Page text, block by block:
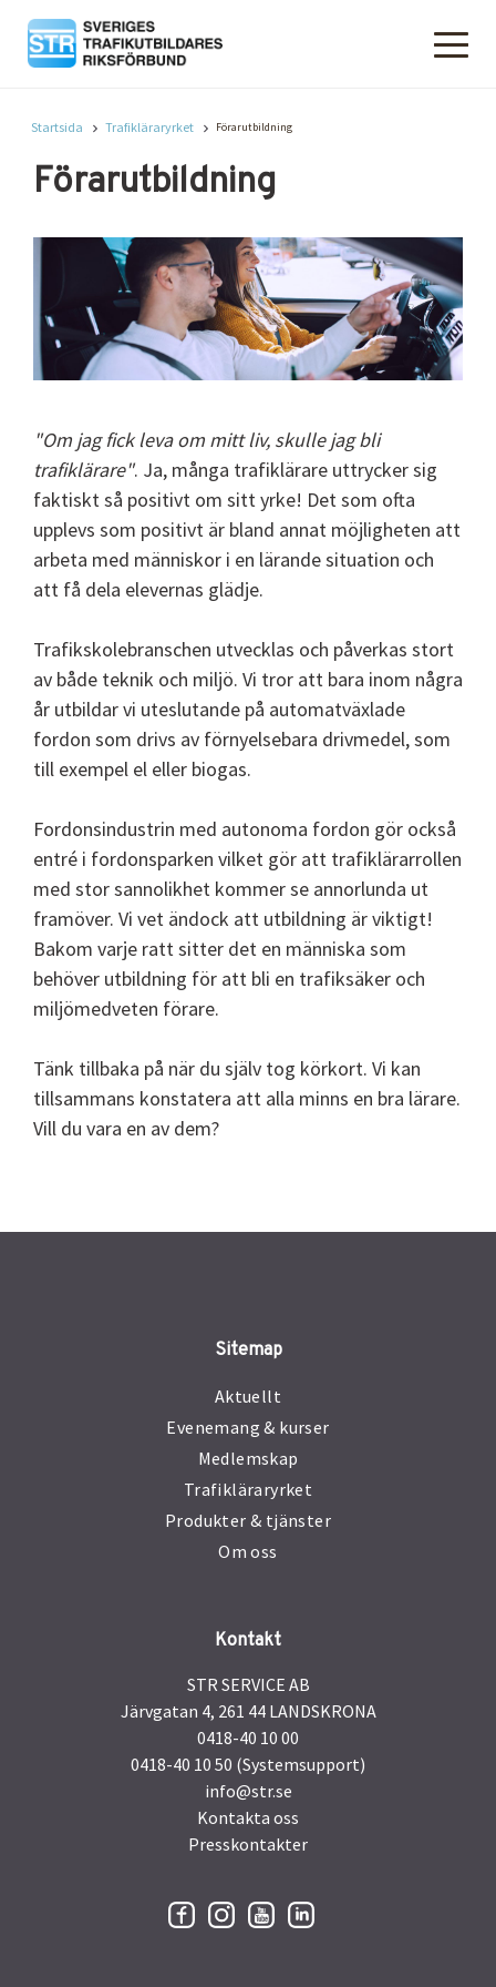
Startsida Trafikläraryrket Förarutbildning
Förarutbildning
"Om jag fick leva om mitt liv, skulle jag bli
trafiklärare". Ja, många trafiklärare uttrycker sig
faktiskt så positivt om sitt yrke! Det som ofta
upplevs som positivt är bland annat möjligheten att
arbeta med människor i en lärande situation och
att få dela elevernas glädje.
Trafikskolebranschen utvecklas och påverkas stort
av både teknik och miljö. Vi tror att bara inom några
år utbildar vi uteslutande på automatväxlade
fordon som drivs av förnyelsebara drivmedel, som
till exempel el eller biogas.
Fordonsindustrin med autonoma fordon gör också
entré i fordonsparken vilket gör att trafiklärarrollen
med stor sannolikhet kommer se annorlunda ut
framöver. Vi vet ändock att utbildning är viktigt!
Bakom varje ratt sitter det en människa som
behöver utbildning för att bli en trafiksäker och
miljömedveten förare.
Tänk tillbaka på när du själv tog körkort. Vi kan
tillsammans konstatera att alla minns en bra lärare.
Vill du vara en av dem?
Sitemap
Aktuellt
Evenemang & kurser
Medlemskap
Trafikläraryrket
Produkter & tjänster
Om oss
Kontakt
STR SERVICE AB
Järvgatan 4, 261 44 LANDSKRONA
0418-40 10 00
0418-40 10 50 (Systemsupport)
info@str.se
Kontakta oss
Presskontakter